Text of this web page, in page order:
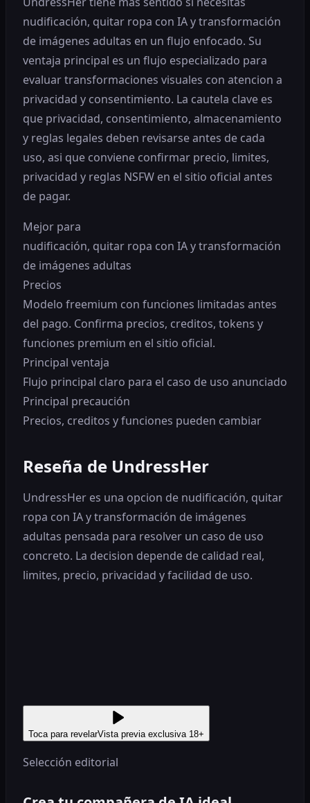
nudificación, quitar ropa con IA y transformación
de imágenes adultas en un flujo enfocado. Su
ventaja principal es un flujo especializado para
evaluar transformaciones visuales con atencion a
privacidad y consentimiento. La cautela clave es
que privacidad, consentimiento, almacenamiento
y reglas legales deben revisarse antes de cada
uso, asi que conviene confirmar precio, limites,
privacidad y reglas NSFW en el sitio oficial antes
de pagar.
Mejor para
nudificación, quitar ropa con IA y transformación
de imágenes adultas
Precios
Modelo freemium con funciones limitadas antes
del pago. Confirma precios, creditos, tokens y
funciones premium en el sitio oficial.
Principal ventaja
Flujo principal claro para el caso de uso anunciado
Principal precaución
Precios, creditos y funciones pueden cambiar
Reseña de UndressHer
UndressHer es una opcion de nudificación, quitar
ropa con IA y transformación de imágenes
adultas pensada para resolver un caso de uso
concreto. La decision depende de calidad real,
limites, precio, privacidad y facilidad de uso.
Toca para revelarVista previa exclusiva 18+
Selección editorial